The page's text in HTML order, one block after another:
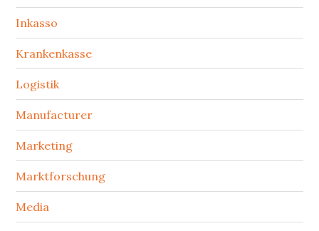
Inkasso
Krankenkasse
Logistik
Manufacturer
Marketing
Marktforschung
Media